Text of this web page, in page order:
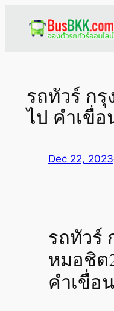
รถทัวร์ ก
ไป คำเขื่
Dec 22, 2023
รถทัวร์
หมอชิต
คำเขื่อ